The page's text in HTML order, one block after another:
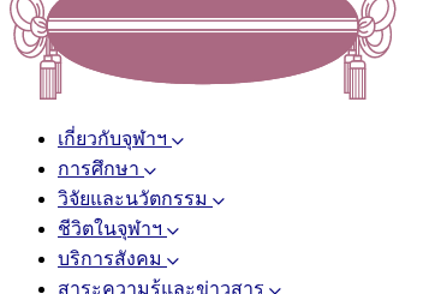
เกี่ยวกับจุฬาฯ
การศึกษา
วิจัยและนวัตกรรม
ชีวิตในจุฬาฯ
บริการสังคม
สาระความรู้และข่าวสาร